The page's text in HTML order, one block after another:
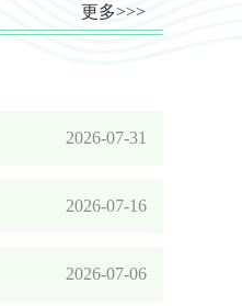
更多>>>
2026-07-31
2026-07-16
2026-07-06